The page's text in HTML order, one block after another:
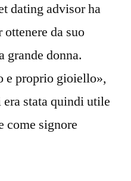
dating advisor ha
da suo
grande donna.
e proprio gioiello»,
stata quindi utile
come signore